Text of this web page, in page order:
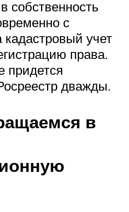
собственность
с
кадастровый учет
права.
придется
дважды.
в